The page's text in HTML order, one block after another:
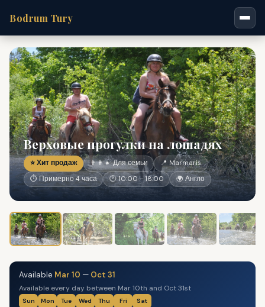
Bodrum Tury
Верховые прогулки на лошадях
⭐ Хит продаж 👨‍👩‍👧 Для семьи
📍 Marmaris
⏱ Примерно 4 часа
🕐 10:00 - 18:00 🌍 Англо
Available Mar 10 — Oct 31
Available every day between Mar 10th and Oct 31st
Sun Mon Tue Wed Thu Fri Sat